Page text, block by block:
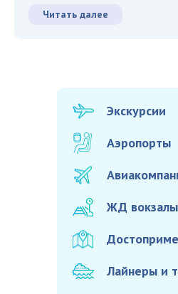
Читать далее
Экскурсии
Аэропорты
ЖД вокзалы
Лайнеры и